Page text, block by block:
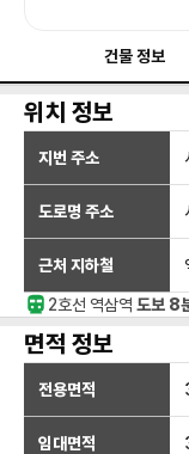
건물 정보
위치 정보
지번 주소
도로명 주소
근처 지하철
2호선 역삼역 도보 8
면적 정보
전용면적
임대면적